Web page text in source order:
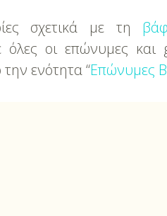
σχετικά με τη
όλες οι επώνυμες και
ενότητα “Επώνυμες